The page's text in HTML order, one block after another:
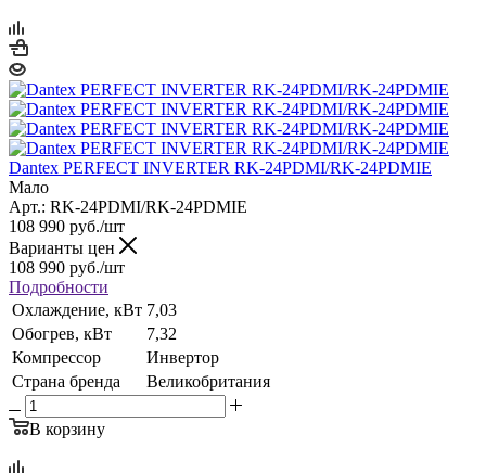
Dantex PERFECT INVERTER RK-24PDMI/RK-24PDMIE
Мало
Арт.: RK-24PDMI/RK-24PDMIE
108 990 руб./шт
Варианты цен
108 990 руб./шт
Подробности
Охлаждение, кВт 7,03
Обогрев, кВт
7,32
Компрессор
Инвертор
Страна бренда
Великобритания
В корзину